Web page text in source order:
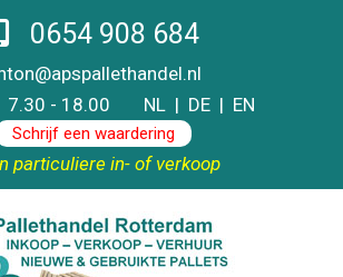
0654 908 684
- 18.00
NL | DE | EN
Schrijf een waardering
particuliere in- of verkoop